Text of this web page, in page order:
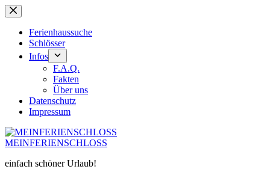
Zum
Inhalt
springenFerienhaussuche
Schlösser
Infos
F.A.Q.
Fakten
Über uns
Datenschutz
Impressum
MEINFERIENSCHLOSS
einfach schöner Urlaub!